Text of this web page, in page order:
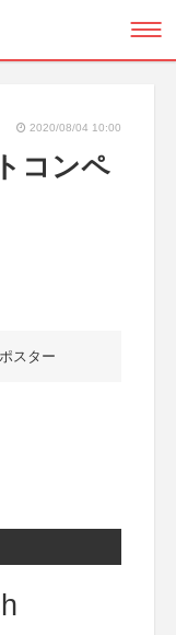
2020/08/04 10:00
コンペ
スター